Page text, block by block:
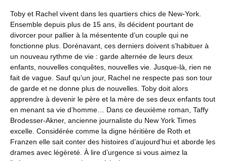
Toby et Rachel vivent dans les quartiers chics de New-York.
Ensemble depuis plus de 15 ans, ils décident pourtant de
divorcer pour pallier à la mésentente d’un couple qui ne
fonctionne plus. Dorénavant, ces derniers doivent s’habituer à
un nouveau rythme de vie : garde alternée de leurs deux
enfants, nouvelles conquêtes, nouvelles vie. Jusque-là, rien ne
fait de vague. Sauf qu’un jour, Rachel ne respecte pas son tour
de garde et ne donne plus de nouvelles. Toby doit alors
apprendre à devenir le père et la mère de ses deux enfants tout
en menant sa vie d’homme… Dans ce deuxième roman, Taffy
Brodesser-Akner, ancienne journaliste du New York Times
excelle. Considérée comme la digne héritière de Roth et
Franzen elle sait conter des histoires d’aujourd’hui et aborde les
drames avec légèreté. À lire d’urgence si vous aimez la